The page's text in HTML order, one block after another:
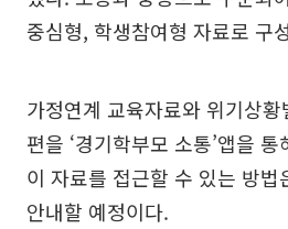
중심형, 학생참여형 자료로 구
가정연계 교육자료와 위기상
편을 ‘경기학부모 소통’앱을
이 자료를 접근할 수 있는 방법
안내할 예정이다.